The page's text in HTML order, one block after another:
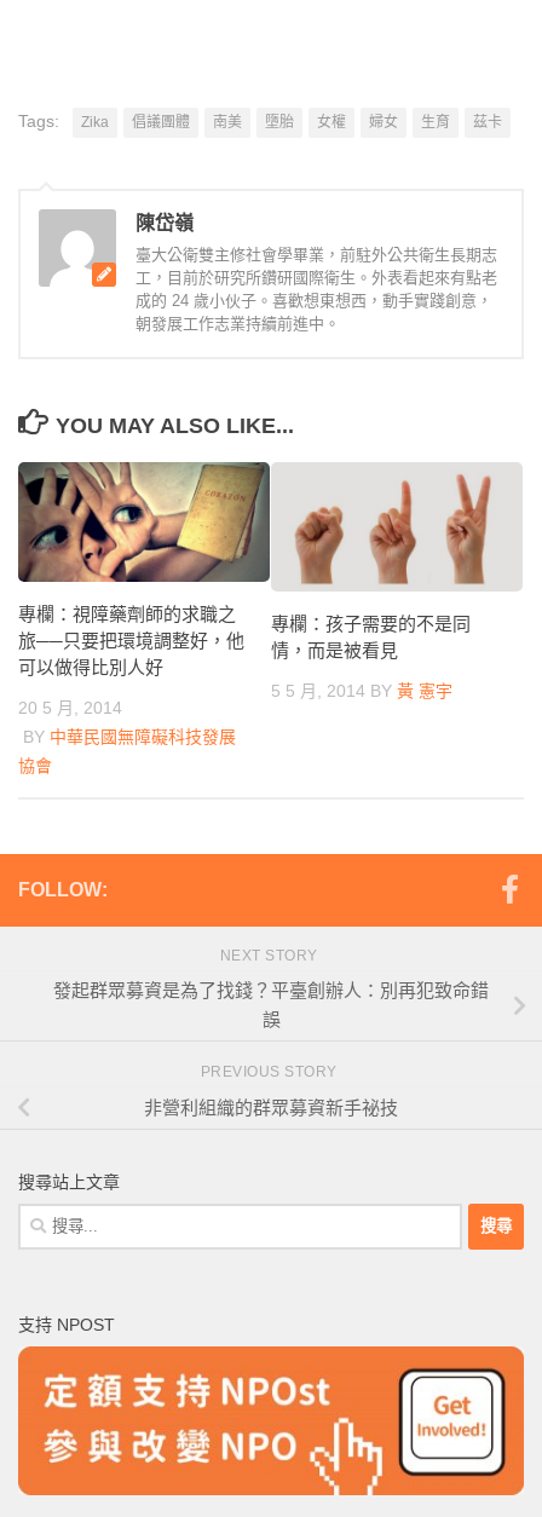
Tags: Zika 倡議團體 南美 墮胎 女權 婦女 生育 茲卡
陳岱嶺
臺大公衛雙主修社會學畢業，前駐外公共衛生長期志
工，目前於研究所鑽研國際衛生。外表看起來有點老
成的 24 歲小伙子。喜歡想東想西，動手實踐創意，
朝發展工作志業持續前進中。
YOU MAY ALSO LIKE...
專欄：視障藥劑師的求職之
旅──只要把環境調整好，他
可以做得比別人好
20 5 月, 2014
BY 中華民國無障礙科技發展
協會
專欄：孩子需要的不是同
情，而是被看見
5 5 月, 2014 BY 黃 憲宇
FOLLOW:
NEXT STORY
發起群眾募資是為了找錢？平臺創辦人：別再犯致命錯
誤
PREVIOUS STORY
非營利組織的群眾募資新手祕技
搜尋站上文章
搜
尋
字:
支持 NPOST